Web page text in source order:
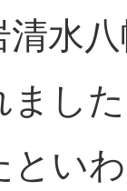
清水
まし
とい